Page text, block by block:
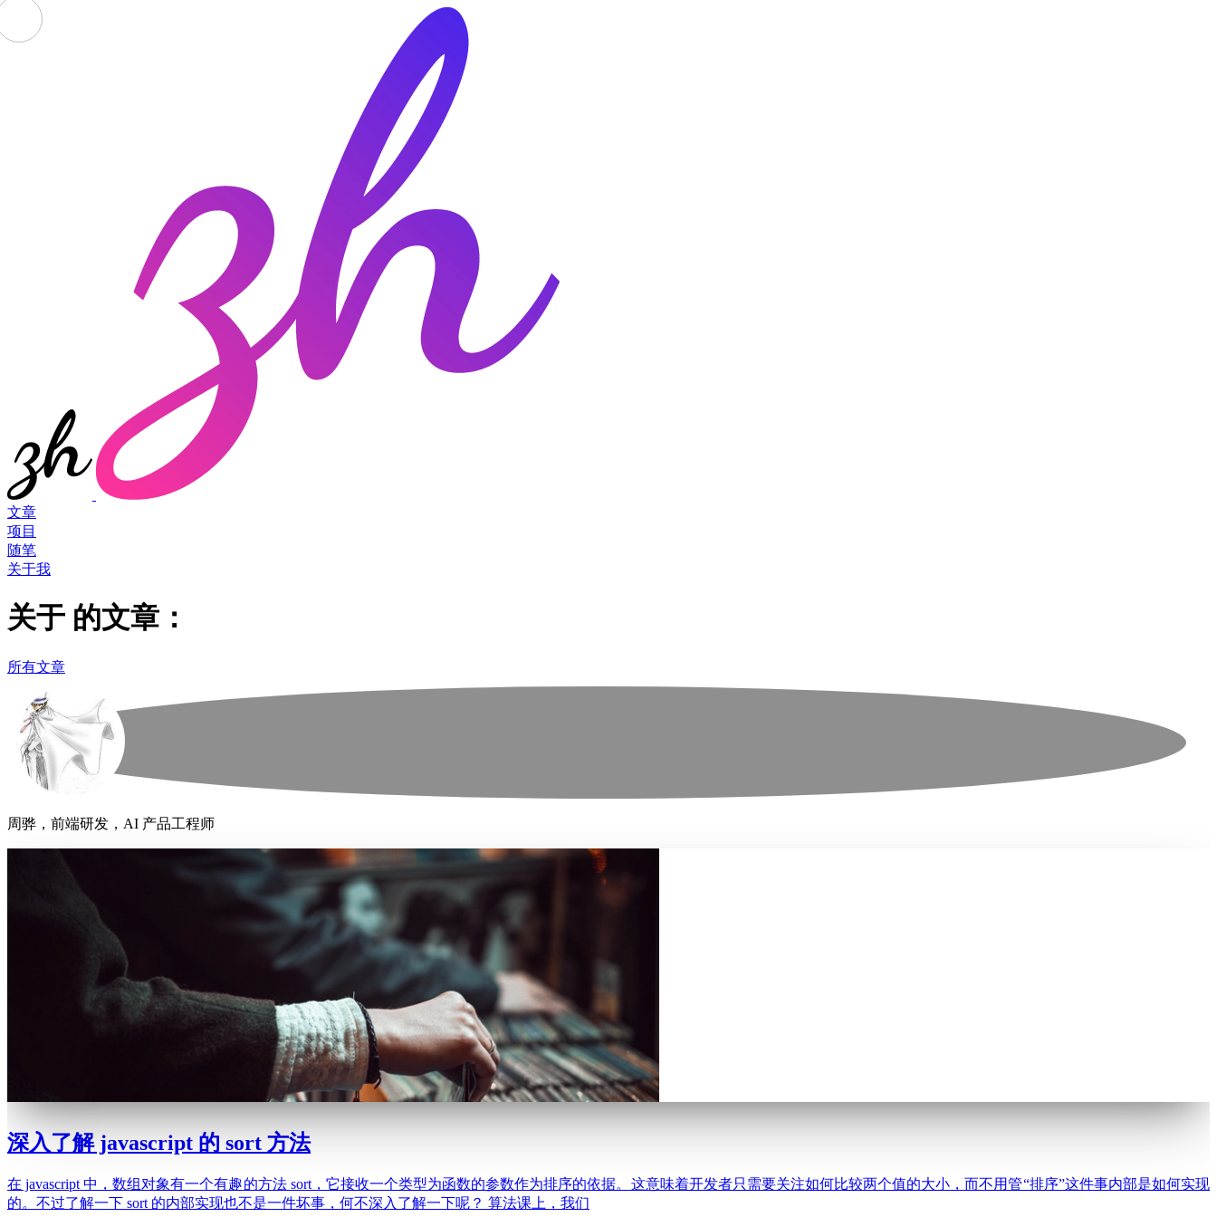
文章
项目
随笔
关于我
关于 的文章：
所有文章
周骅，前端研发，AI 产品工程师
深入了解 javascript 的 sort 方法
在 javascript 中，数组对象有一个有趣的方法 sort，它接收一个类型为函数的参数作为排序的依据。这意味着开发者只需要关注如何比较两个值的大小，而不用管“排序”这件事内部是如何实现
的。不过了解一下 sort 的内部实现也不是一件坏事，何不深入了解一下呢？ 算法课上，我们